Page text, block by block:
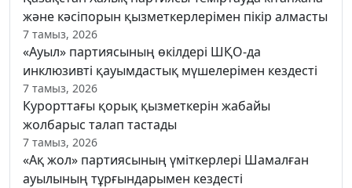
және кәсіпорын қызметкерлерімен пікір алмасты
7 тамыз, 2026
«Ауыл» партиясының өкілдері ШҚО-да
инклюзивті қауымдастық мүшелерімен кездесті
7 тамыз, 2026
Курорттағы қорық қызметкерін жабайы
жолбарыс талап тастады
7 тамыз, 2026
«Ақ жол» партиясының үміткерлері Шамалған
ауылының тұрғындарымен кездесті